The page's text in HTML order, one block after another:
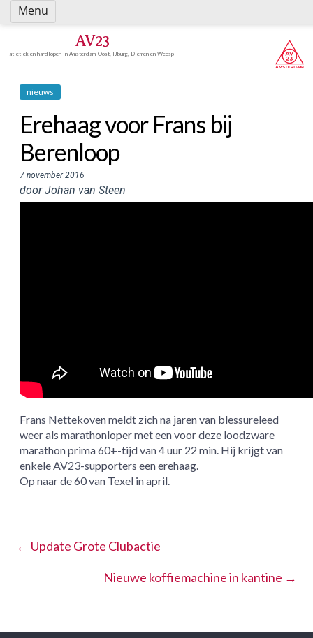
Spring
naar
AV23
atletiek en hardlopen in Amsterdam-Oost, IJburg, Diemen en Weesp
nieuws
Erehaag voor Frans bij
Berenloop
7 november 2016
door Johan van Steen
Frans Nettekoven meldt zich na jaren van blessureleed
weer als marathonloper met een voor deze loodzware
marathon prima 60+-tijd van 4 uur 22 min. Hij krijgt van
enkele AV23-supporters een erehaag.
Op naar de 60 van Texel in april.
← Update Grote Clubactie
Nieuwe koffiemachine in kantine →
Menu